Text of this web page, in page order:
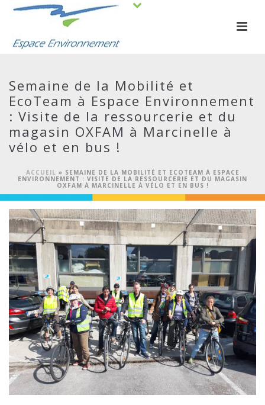
Semaine de la Mobilité et
EcoTeam à Espace Environnement
: Visite de la ressourcerie et du
magasin OXFAM à Marcinelle à
vélo et en bus !
ACCUEIL » SEMAINE DE LA MOBILITÉ ET ECOTEAM À ESPACE
ENVIRONNEMENT : VISITE DE LA RESSOURCERIE ET DU MAGASIN
OXFAM À MARCINELLE À VÉLO ET EN BUS !